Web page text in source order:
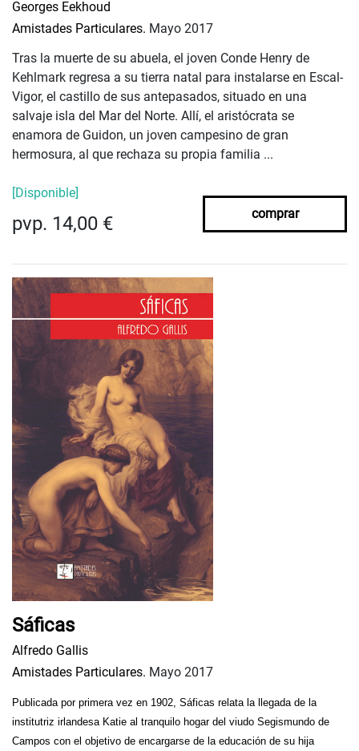
Georges Eekhoud
Amistades Particulares. Mayo 2017
Tras la muerte de su abuela, el joven Conde Henry de
Kehlmark regresa a su tierra natal para instalarse en Escal-
Vigor, el castillo de sus antepasados, situado en una
salvaje isla del Mar del Norte. Allí, el aristócrata se
enamora de Guidon, un joven campesino de gran
hermosura, al que rechaza su propia familia ...
[Disponible]
pvp. 14,00 € comprar
Sáficas
Alfredo Gallis
Amistades Particulares. Mayo 2017
Publicada por primera vez en 1902, Sáficas relata la llegada de la
institutriz irlandesa Katie al tranquilo hogar del viudo Segismundo de
Campos con el objetivo de encargarse de la educación de su hija